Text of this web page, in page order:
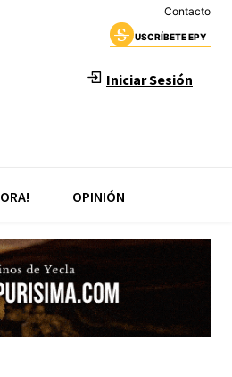
Contacto
USCRÍBETE EPY
Iniciar Sesión
OPINIÓN